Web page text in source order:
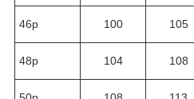
46р 100 105
48р 104 108